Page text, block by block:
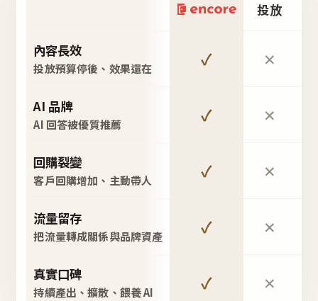
投放
內容長效
投放預算停後、效果還在 ✓ ✕
AI 品牌
AI 回答被優質推薦 ✓ ✕
回購裂變
客戶回購增加、主動帶人 ✓ ✕
流量留存
把流量轉成關係與品牌資產 ✓ ✕
真實口碑
持續產出、擴散、餵養 AI ✓ ✕